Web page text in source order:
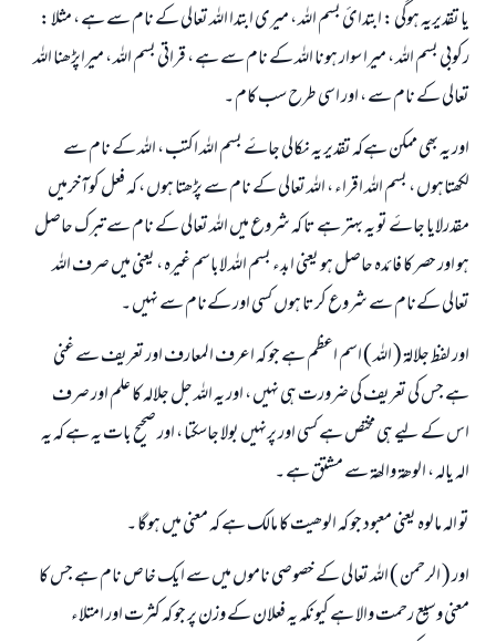
یا تقدیریہ ہوگی : ابتدائ بسم اللہ ، میری ابتدا اللہ تعالی کے نام سے ہے ، مثلا :
رکوبی بسم اللہ ، میرا سوار ہونا اللہ کے نام سے ہے ، قراتی بسم اللہ ، میراپڑھنا اللہ
تعالی کے نام سے ، اور اسی طرح سب کام ۔
اور یہ بھی ممکن ہےکہ تقدیر یہ نکالی جاۓ بسم اللہ اکتب ، اللہ کے نام سے
لکھتاہوں ، بسم اللہ اقراء ، اللہ تعالی کے نام سے پڑھتا ہوں ، کہ فعل کوآخرمیں
مقدرلایا جاۓ تو یہ بہتر ہے تا کہ شروع میں اللہ تعالی کے نام سے تبرک حاصل
ہو اور حصر کا فائدہ حاصل ہو یعنی ابدء بسم اللہ لاباسم غیرہ ، یعنی میں صرف اللہ
تعالی کےنام سے شروع کرتا ہوں کسی اور کےنام سے نہیں ۔
اور لفظ جلالۃ ( اللہ ) اسم اعظم ہے جو کہ اعرف المعارف اور تعریف سے غنی
ہے جس کی تعریف کی ضرورت ہی نہیں ، اور یہ اللہ جل جلالہ کا علم اور صرف
اس کے لیے ہی مختص ہے کسی اور پرنہیں بولا جاسکتا ، اور صحیح بات یہ ہے کہ یہ
الہ یالہ ، الوھۃ والھۃ سے مشتق ہے ۔
تو الہ مالوہ یعنی معبود جو کہ الوھیت کا مالک ہے کہ معنی میں ہوگا ۔
اور ( الرحمن ) اللہ تعالی کے خصوصی ناموں میں سے ایک خاص نام ہے جس کا
معنی وسیع رحمت والا ہے کیونکہ یہ فعلان کے وزن پر جو کہ کثرت اور امتلاء